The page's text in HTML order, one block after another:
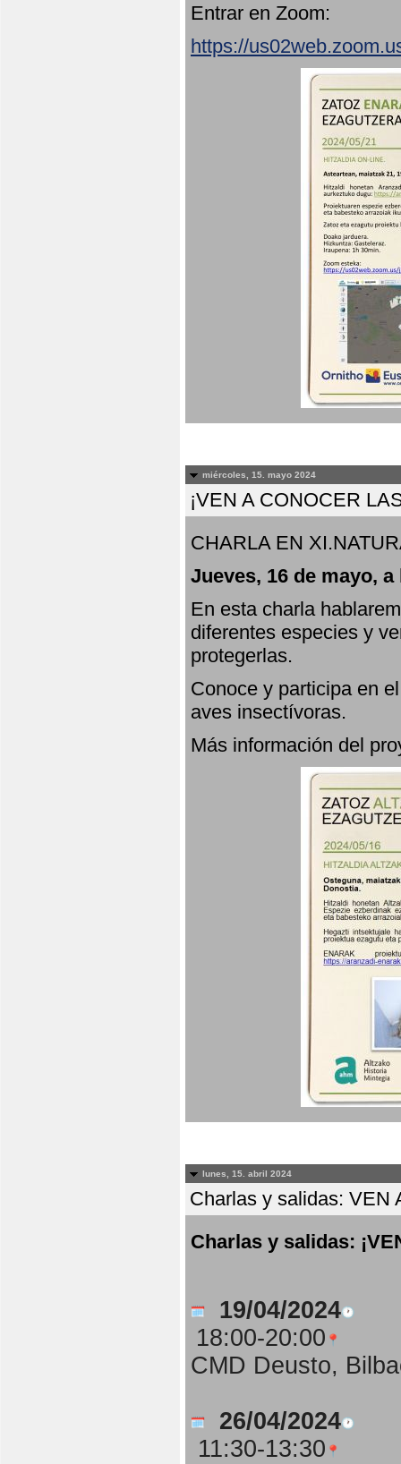
Entrar en Zoom:
https://
miércoles, 15. mayo 2024
¡VEN A CONOCER
CHARLA EN
Jueves, 16 de mayo,
En esta charla
diferentes especies y
protegerlas.
Conoce y participa en
aves insectívoras.
Más información del
lunes, 15. abril 2024
Charlas y salidas: VEN
Charlas y salidas:
19/04/2024
18:00-20:00
CMD Deusto,
26/04/2024
11:30-13:30